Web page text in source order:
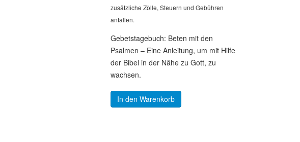
zusätzliche Zölle, Steuern und Gebühren
anfallen.
Gebetstagebuch: Beten mit den
Psalmen – Eine Anleitung, um mit Hilfe
der Bibel in der Nähe zu Gott, zu
wachsen.
In den Warenkorb